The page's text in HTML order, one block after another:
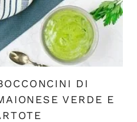
DI
VERDE E